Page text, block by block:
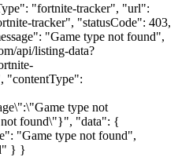
"fortnite-tracker", "url":
tracker", "statusCode": 403,
"Game type not found",
api/listing-data?
"contentType":
type not
not found\"}", "data": {
"Game type not found",
} }